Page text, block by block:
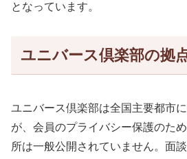
となっています。
ユニバース倶楽部の拠
ユニバース倶楽部は全国主要都市
が、会員のプライバシー保護のた
所は一般公開されていません。面